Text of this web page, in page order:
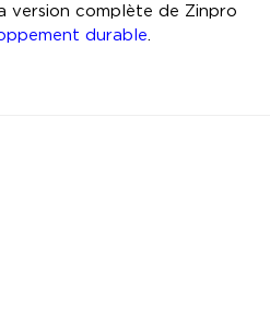
version complète de Zinpro
durable.